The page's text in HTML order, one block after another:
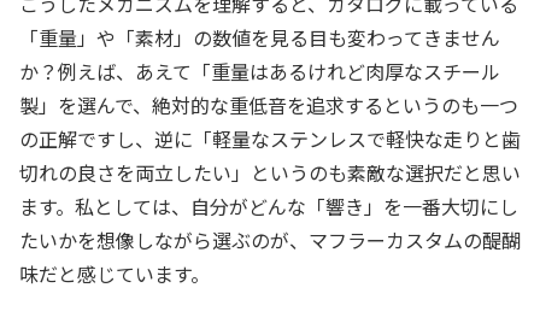
「重量」や「素材」の数値を見る目も変わってきません
か？例えば、あえて「重量はあるけれど肉厚なスチール
製」を選んで、絶対的な重低音を追求するというのも一つ
の正解ですし、逆に「軽量なステンレスで軽快な走りと歯
切れの良さを両立したい」というのも素敵な選択だと思い
ます。私としては、自分がどんな「響き」を一番大切にし
たいかを想像しながら選ぶのが、マフラーカスタムの醍醐
味だと感じています。